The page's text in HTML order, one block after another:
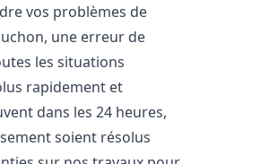
vos problèmes de
une erreur de
les situations
rapidement et
dans les 24 heures,
soient résolus